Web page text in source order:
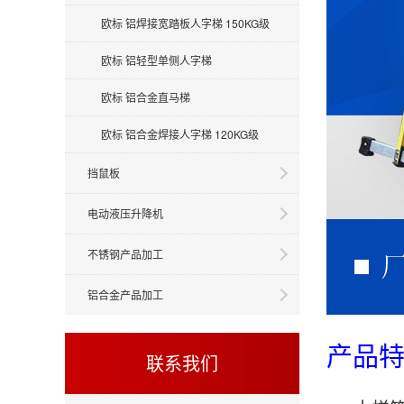
欧标 铝焊接宽踏板人字梯 150KG级
欧标 铝轻型单侧人字梯
欧标 铝合金直马梯
欧标 铝合金焊接人字梯 120KG级
挡鼠板
电动液压升降机
不锈钢产品加工
铝合金产品加工
联系我们 产品